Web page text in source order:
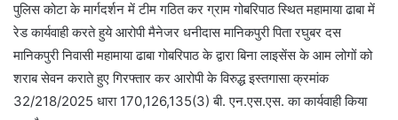
पुलिस कोटा के मार्गदर्शन में टीम गठित कर ग्राम गोबरिपाठ स्थित महामाया ढाबा में
रेड कार्यवाही करते हुये आरोपी मैनेजर धनीदास मानिकपुरी पिता रघुबर दस
मानिकपुरी निवासी महामाया ढाबा गोबरिपाठ के द्वारा बिना लाइसेंस के आम लोगों को
शराब सेवन कराते हुए गिरफ्तार कर आरोपी के विरुद्ध इस्तगासा क्रमांक
32/218/2025 धारा 170,126,135(3) बी. एन.एस.एस. का कार्यवाही किया